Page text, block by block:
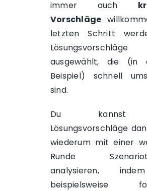
immer auch
Vorschläge
letzten Schritt
Lösungsvorschläge
ausgewählt, die (in
Beispiel) schnell
sind.
Du kannst
Lösungsvorschläge
wiederum mit einer
Runde
analysieren,
beispielsweise